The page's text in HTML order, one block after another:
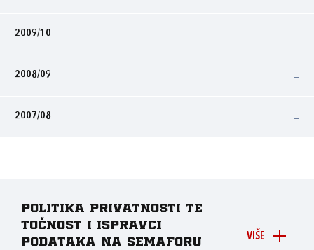
2009/10
2008/09
2007/08
VIŠE
Politika privatnosti te
točnost i ispravci
podataka na Semaforu